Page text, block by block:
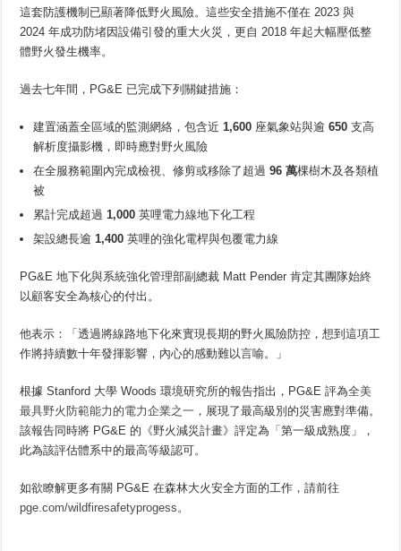
這套防護機制已顯著降低野火風險。這些安全措施不僅在 2023 與
2024 年成功防堵因設備引發的重大火災，更自 2018 年起大幅壓低整
體野火發生機率。
過去七年間，PG&E 已完成下列關鍵措施：
建置涵蓋全區域的監測網絡，包含近 1,600 座氣象站與逾650 支高
解析度攝影機，即時應對野火風險
在全服務範圍內完成檢視、修剪或移除了超過96 萬棵樹木及各類植
被
累計完成超過 1,000 英哩電力線地下化工程
架設總長逾 1,400 英哩的強化電桿與包覆電力線
PG&E 地下化與系統強化管理部副總裁 Matt Pender 肯定其團隊始終
以顧客安全為核心的付出。
他表示：「透過將線路地下化來實現長期的野火風險防控，想到這項工
作將持續數十年發揮影響，內心的感動難以言喻。」
根據 Stanford 大學 Woods 環境研究所的報告指出，PG&E 評為全美
最具野火防範能力的電力企業之一 ，展現了最高級別的災害應對準備。
該報告同時將 PG&E 的《野火減災計畫》評定為「第一級成熟度」，
此為該評估體系中的最高等級認可。
如欲瞭解更多有關 PG&E 在森林大火安全方面的工作，請前往
pge.com/wildfiresafetyprogess 。